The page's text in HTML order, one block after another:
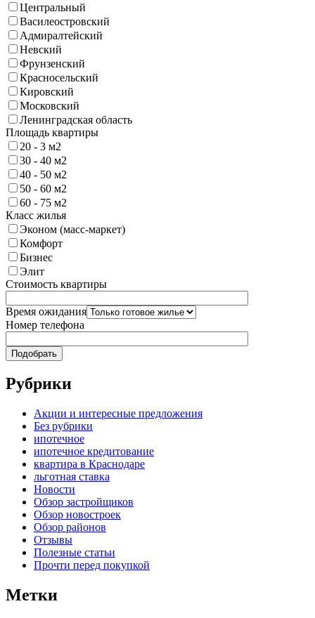
Центральный
Василеостровский
Адмиралтейский
Невский
Фрунзенский
Красносельский
Кировский
Московский
Ленинградская область
Площадь квартиры
20 - 3 м2
30 - 40 м2
40 - 50 м2
50 - 60 м2
60 - 75 м2
Класс жилья
Эконом (масс-маркет)
Комфорт
Бизнес
Элит
Стоимость квартиры
Время ожидания
Номер телефона
Рубрики
Акции и интересные предложения
Без рубрики
ипотечное
ипотечное кредитование
квартира в Краснодаре
льготная ставка
Новости
Обзор застройщиков
Обзор новостроек
Обзор районов
Отзывы
Полезные статьи
Прочти перед покупкой
Метки